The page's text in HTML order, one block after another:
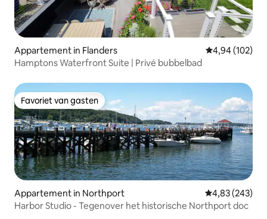
Appartement in Flanders Gemiddelde
4,94 (102)
Hamptons Waterfront Suite | Privé bubbelbad
Favoriet van gasten
Favoriet van gasten
Appartement in Northport Gemiddelde
4,83 (243)
Harbor Studio - Tegenover het historische Northport doc